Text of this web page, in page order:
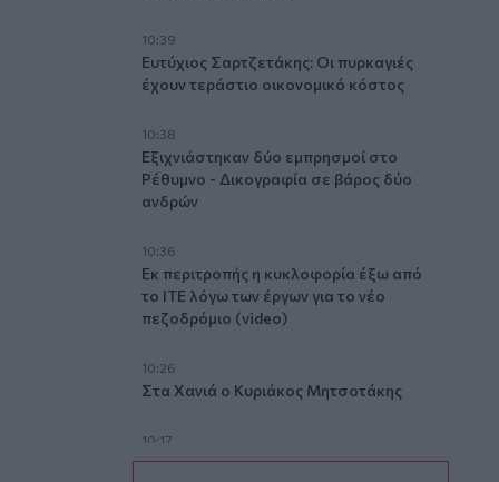
10:39
Ευτύχιος Σαρτζετάκης: Οι πυρκαγιές
έχουν τεράστιο οικονομικό κόστος
10:38
Εξιχνιάστηκαν δύο εμπρησμοί στο
Ρέθυμνο - Δικογραφία σε βάρος δύο
ανδρών
10:36
Εκ περιτροπής η κυκλοφορία έξω από
το ΙΤΕ λόγω των έργων για το νέο
πεζοδρόμιο (video)
10:26
Στα Χανιά ο Κυριάκος Μητσοτάκης
10:17
Προσοχή! Ο ΕΦΚΑ… δαγκώνει τους